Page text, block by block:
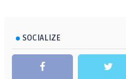
SOCIALIZE